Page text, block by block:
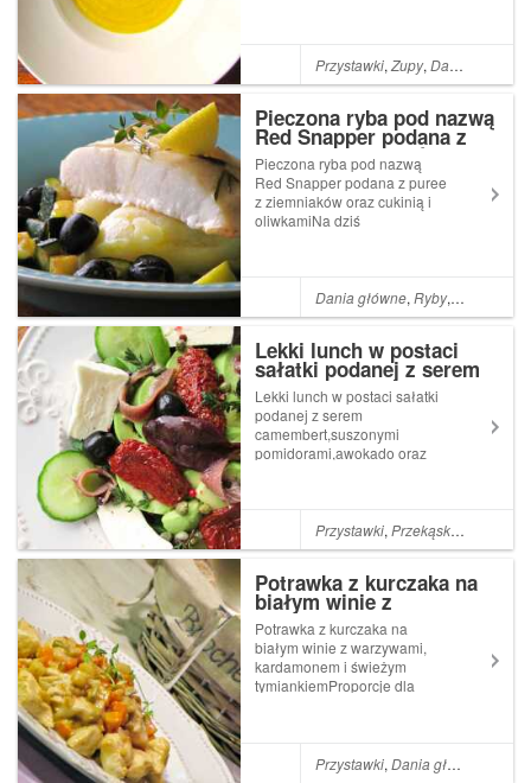
charakteru.Jest to także dobry
sposób na niedobór słońca
Przystawki,Zupy,Dania wegetariańskie
Pieczona ryba pod nazwą
Red Snapper podana z
puree z ziemniaków oraz
cukinią i oliwkami
Pieczona ryba pod nazwą
Red Snapper podana z puree
z ziemniaków oraz cukinią i
oliwkamiNa dziś
polskim tłumaczeniu lucjan
purpurowy. W moim
zachodniego Pa...
Dania główne,Ryby, Tymianek
Lekki lunch w postaci
sałatki podanej z serem
camembert, suszonymi
pomidorami,awokado
oraz anchois
Lekki lunch w postaci sałatki
podanej z serem
camembert,suszonymi
pomidorami,awokado oraz
zdrowy lunch.Składniki:100 g
sera camembert4 sztuki
Przystawki,Przekąski ,Sałatki i
Potrawka z kurczaka na
białym winie z
warzywami, kardamonem
i świeżym tymiankiem
Potrawka z kurczaka na
białym winie z warzywami,
kardamonem i świeżym
tymiankiemProporcje dla
czosnku250 ml białego
Przystawki,Dania główne